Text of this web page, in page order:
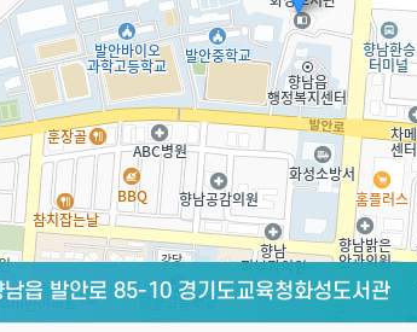
읍 발안로 85-10 경기도교육청화성도서관